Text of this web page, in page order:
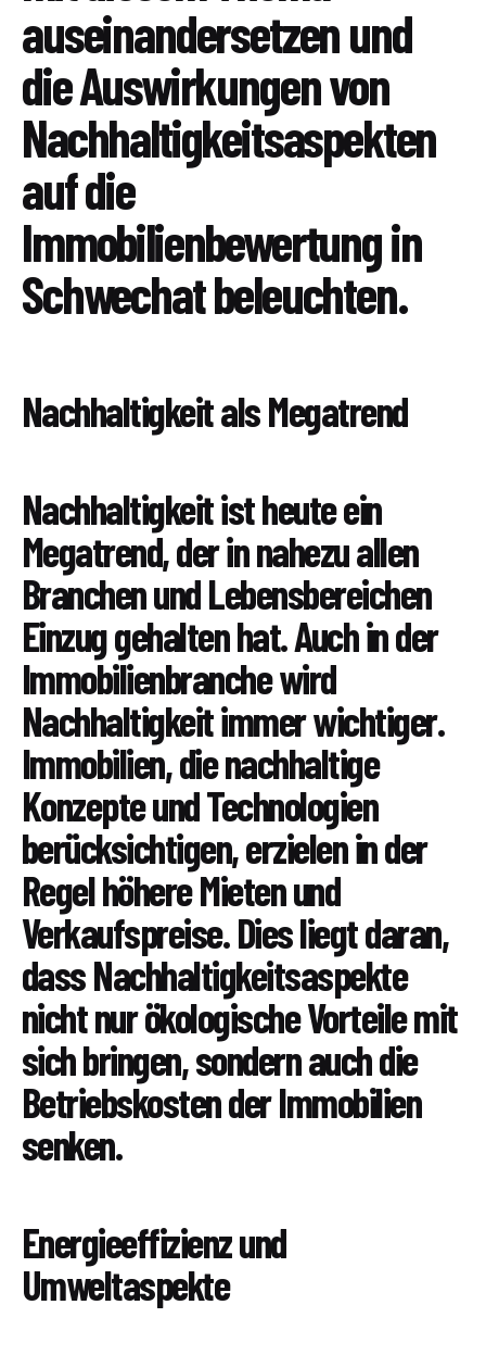
auseinandersetzen und
die Auswirkungen von
Nachhaltigkeitsaspekten
auf die
Immobilienbewertung in
Schwechat beleuchten.
Nachhaltigkeit als Megatrend
Nachhaltigkeit ist heute ein
Megatrend, der in nahezu allen
Branchen und Lebensbereichen
Einzug gehalten hat. Auch in der
Immobilienbranche wird
Nachhaltigkeit immer wichtiger.
Immobilien, die nachhaltige
Konzepte und Technologien
berücksichtigen, erzielen in der
Regel höhere Mieten und
Verkaufspreise. Dies liegt daran,
dass Nachhaltigkeitsaspekte
nicht nur ökologische Vorteile mit
sich bringen, sondern auch die
Betriebskosten der Immobilien
senken.
Energieeffizienz und
Umweltaspekte